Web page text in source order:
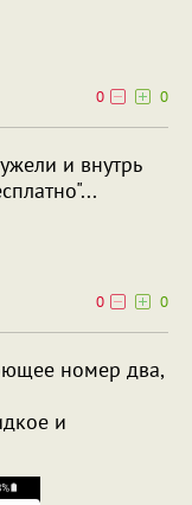
0
0
и внутрь
0
0
номер два,
и